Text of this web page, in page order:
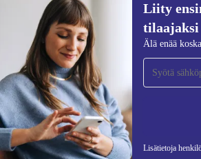
Liity
tilaajaksi
Älä enää
Lisätietoja
Liity ensimmäistä
tilaajaksi ja säästä
Älä missaa enää
REFURBED SUOMI -